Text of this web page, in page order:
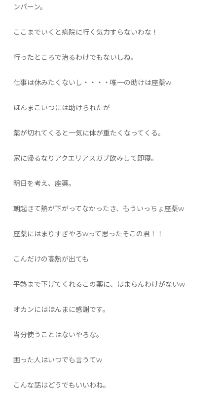
ンパーン。
ここまでいくと病院に行く気力すらないわな！
行ったところで治るわけでもないしね。
仕事は休みたくないし・・・・唯一の助けは座薬w
ほんまこいつには助けられたが
薬が切れてくると一気に体が重たくなってくる。
家に帰るなりアクエリアスガブ飲みして即寝。
明日を考え、座薬。
朝起きて熱が下がってなかったき、もういっちょ座薬w
座薬にはまりすぎやろwって思ったそこの君！！
こんだけの高熱が出ても
平熱まで下げてくれるこの薬に、はまらんわけがないw
オカンにはほんまに感謝です。
当分使うことはないやろな。
困った人はいつでも言うてw
こんな話はどうでもいいわね。